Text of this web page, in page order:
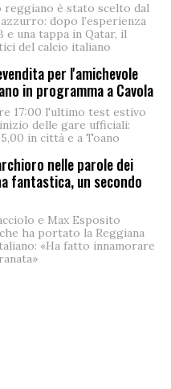
è stato scelto dal
dopo l’esperienza
e una tappa in Qatar, il
del calcio italiano
per l'amichevole
in programma a Cavola
17:00 l'ultimo test estivo
delle gare ufficiali:
in città e a Toano
nelle parole dei
fantastica, un secondo
e Max Esposito
ha portato la Reggiana
«Ha fatto innamorare